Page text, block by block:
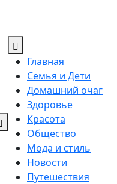
Главная
Семья и Дети
Домашний очаг
Здоровье
Красота
Общество
Мода и стиль
Новости
Путешествия